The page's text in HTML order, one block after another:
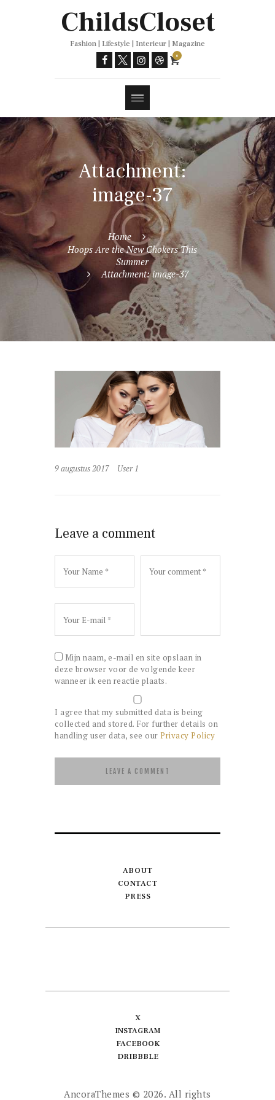
ChildsCloset
Fashion | Lifestyle | Interieur | Magazine
0
Attachment:
image-37
Home
Hoops Are the New Chokers This
Summer
Attachment: image-37
9 augustus 2017 User 1
Leave a comment
Mijn naam, e-mail en site opslaan in
deze browser voor de volgende keer
wanneer ik een reactie plaats.
I agree that my submitted data is being
collected and stored. For further details on
handling user data, see our Privacy Policy
ABOUT
CONTACT
PRESS
X
INSTAGRAM
FACEBOOK
DRIBBBLE
AncoraThemes © 2026. All rights